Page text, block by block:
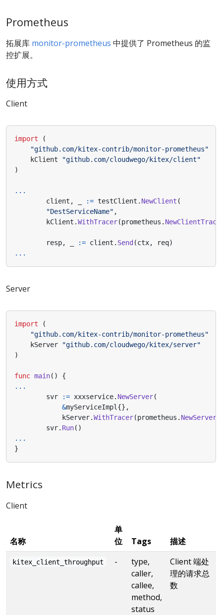
Prometheus
拓展库 monitor-prometheus 中提供了 Prometheus 的监
控扩展。
使用方式
Client
import
(
"github.com/kitex-contrib/monitor-prometheus"
kClient
"github.com/cloudwego/kitex/client"
)
...
client , := testClient . NewClient (
"DestServiceName" ,
kClient .WithTracer(prometheus .
resp, := client . Send (ctx, req)
...
Server
import
(
"github.com/kitex-contrib/monitor-prometheus"
kServer
"github.com/cloudwego/kitex/server"
)
func main()
{
...
svr
:= xxxservice. NewServer(
&myServiceImpl {},
kServer.WithTracer(prometheus .
svr. Run()
...
}
Metrics
Client
名称
单
位
Tags 描述
kitex_client_throughput -
type,
caller,
callee,
method,
status
Client 端处
理的请求总
数